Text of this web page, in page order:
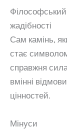
жадібності
Сам камінь,
стає
справжня
вмінні
цінностей.
Мінуси